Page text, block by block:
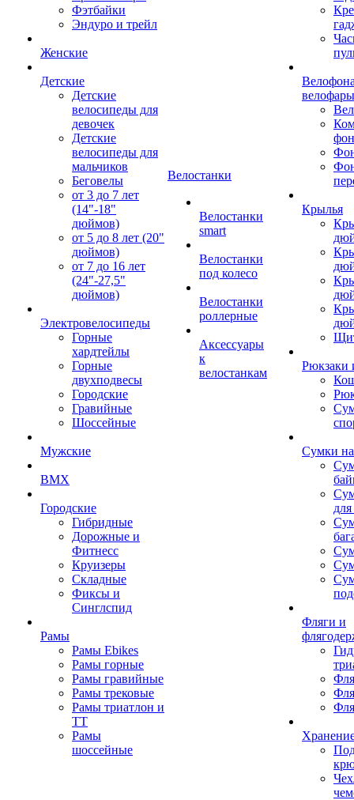
Фэтбайки
Эндуро и трейл
Женские
Детские
Детские
велосипеды для
девочек
Детские
велосипеды для
мальчиков
Беговелы
от 3 до 7 лет
(14"-18"
дюймов)
от 5 до 8 лет (20"
дюймов)
от 7 до 16 лет
(24"-27,5"
дюймов)
Электровелосипеды
Горные
хардтейлы
Горные
двухподвесы
Городские
Гравийные
Шоссейные
Мужские
BMX
Городские
Гибридные
Дорожные и
Фитнесс
Круизеры
Складные
Фиксы и
Синглспид
Рамы
Рамы Ebikes
Рамы горные
Рамы гравийные
Рамы трековые
Рамы триатлон и
ТТ
Рамы
шоссейные
Велостанки
Велостанки
smart
Велостанки
под колесо
Велостанки
роллерные
Аксессуары
к
велостанкам
велофары
Крылья
Рюкзаки
Сумки
Фляги и